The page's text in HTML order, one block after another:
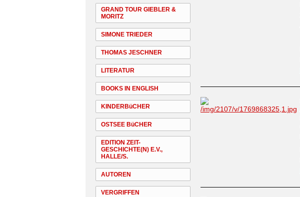
GRAND TOUR GIEBLER &
MORITZ
SIMONE TRIEDER
THOMAS JESCHNER
LITERATUR
BOOKS IN ENGLISH
KINDERBüCHER
OSTSEE BüCHER
EDITION ZEIT-
GESCHICHTE(N) E.V.,
HALLE/S.
AUTOREN
VERGRIFFEN